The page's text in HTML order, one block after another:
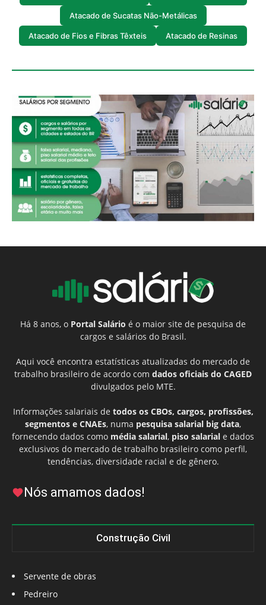
Atacado de Sucatas Não-Metálicas
Atacado de Fios e Fibras Têxteis Atacado de Resinas
Há 8 anos, o Portal Salário é o maior site de pesquisa de
cargos e salários do Brasil.
Aqui você encontra estatísticas atualizadas do mercado de
trabalho brasileiro de acordo com dados oficiais do CAGED
divulgados pelo MTE.
Informações salariais de todos os CBOs, cargos, profissões,
segmentos e CNAEs, numa pesquisa salarial big data,
fornecendo dados como média salarial, piso salarial e dados
exclusivos do mercado de trabalho brasileiro como perfil,
tendências, diversidade racial e de gênero.
Nós amamos dados!
Construção Civil
Servente de obras
Pedreiro